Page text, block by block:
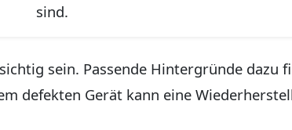
sind.
sein. Passende Hintergründe dazu
defekten Gerät kann eine